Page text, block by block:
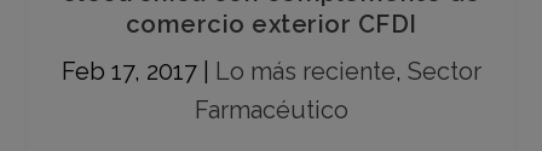
comercio exterior CFDI
Feb 17, 2017| Lo más reciente, Sector
Farmacéutico